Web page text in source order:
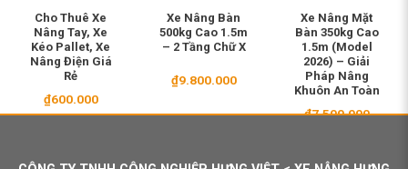
Cho Thuê Xe
Nâng Tay, Xe
Kéo Pallet, Xe
Nâng Điện Giá
Rẻ
₫600.000
Xe Nâng Bàn
500kg Cao 1.5m
– 2 Tầng Chữ X
₫9.800.000
Xe Nâng Mặt
Bàn 350kg Cao
1.5m (Model
2026) – Giải
Pháp Nâng
Khuôn An Toàn
₫7.500.000